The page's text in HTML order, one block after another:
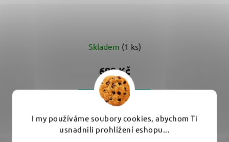
I my používáme soubory cookies, abychom Ti
usnadnili prohlížení eshopu...
Skladem (1 ks)
699 Kč
DO KOŠÍKU
Originální unašeč pro leštičku RUPES LHR 75 E